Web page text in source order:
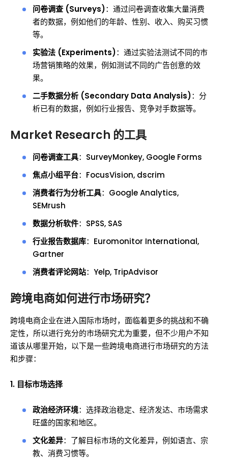
问卷调查 (Surveys)：通过问卷调查收集大量消费
者的数据，例如他们的年龄、性别、收入、购买习惯
等。
实验法 (Experiments)：通过实验法测试不同的市
场营销策略的效果，例如测试不同的广告创意的效
果。
二手数据分析 (Secondary Data Analysis)：分
析已有的数据，例如行业报告、竞争对手数据等。
Market Research 的工具
问卷调查工具：SurveyMonkey, Google Forms
焦点小组平台：FocusVision, dscrim
消费者行为分析工具：Google Analytics,
SEMrush
数据分析软件：SPSS, SAS
行业报告数据库：Euromonitor International,
Gartner
消费者评论网站：Yelp, TripAdvisor
跨境电商如何进行市场研究？
跨境电商企业在进入国际市场时，面临着更多的挑战和不确
定性，所以进行充分的市场研究尤为重要，但不少用户不知
道该从哪里开始，以下是一些跨境电商进行市场研究的方法
和步骤：
1. 目标市场选择
政治经济环境：选择政治稳定、经济发达、市场需求
旺盛的国家和地区。
文化差异：了解目标市场的文化差异，例如语言、宗
教、消费习惯等。